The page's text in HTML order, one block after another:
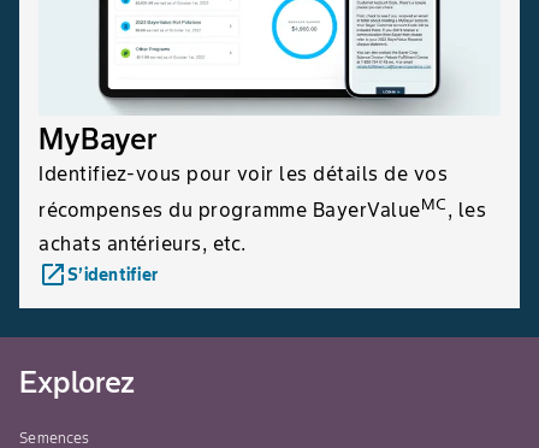
MyBayer
Identifiez-vous pour voir les détails de vos
récompenses du programme BayerValueMC, les
achats antérieurs, etc.
launchS’identifier
Explorez
Semences